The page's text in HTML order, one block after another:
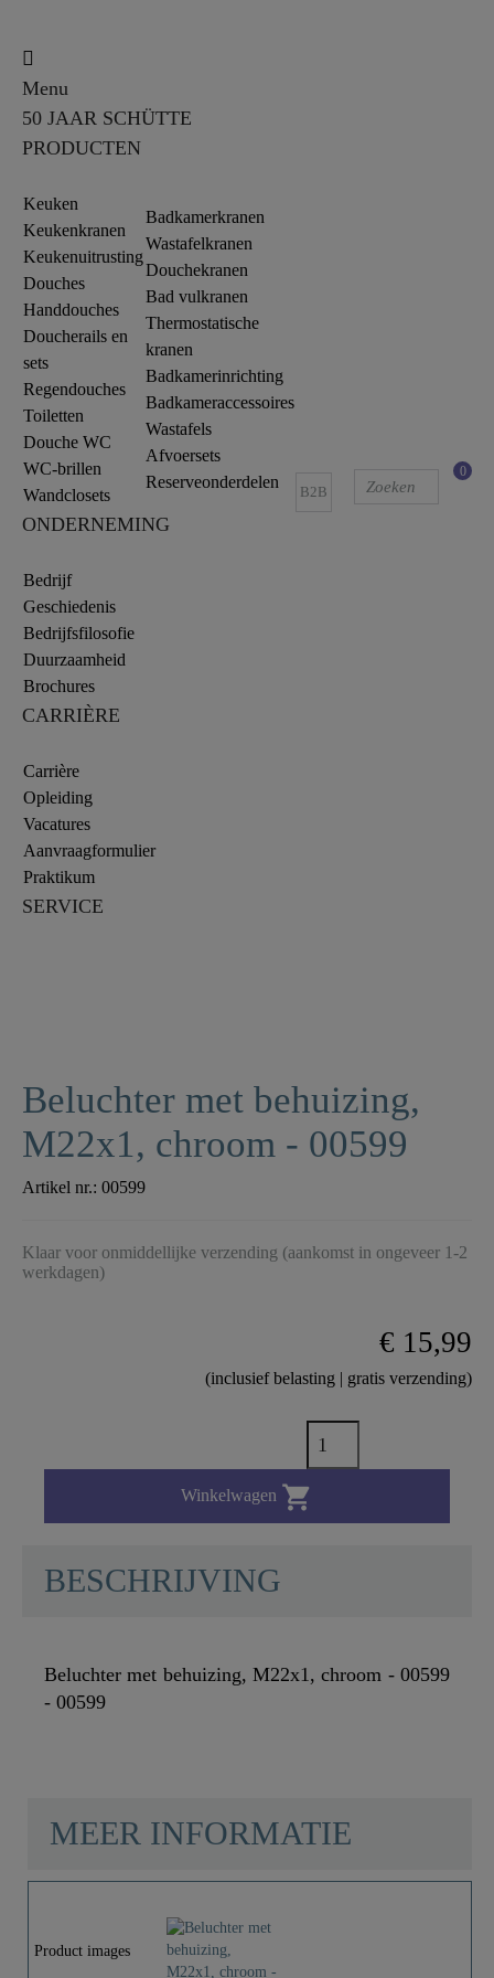
Menu
50 JAAR SCHÜTTE
PRODUCTEN
Keuken
Keukenkranen
Keukenuitrusting
Douches
Handdouches
Doucherails en
sets
Regendouches
Toiletten
Douche WC
WC-brillen
Wandclosets
Badkamerkranen
Wastafelkranen
Douchekranen
Bad vulkranen
Thermostatische
kranen
Badkamerinrichting
Badkameraccessoires
Wastafels
Afvoersets
Reserveonderdelen
ONDERNEMING
Bedrijf
Geschiedenis
Bedrijfsfilosofie
Duurzaamheid
Brochures
CARRIÈRE
Carrière
Opleiding
Vacatures
Aanvraagformulier
Praktikum
SERVICE
B2B
0
Beluchter met behuizing,
M22x1, chroom - 00599
Artikel nr.: 00599
Klaar voor onmiddellijke verzending (aankomst in ongeveer 1-2
werkdagen)
€ 15,99
(inclusief belasting | gratis verzending)
Winkelwagen 
BESCHRIJVING
Beluchter met behuizing, M22x1, chroom - 00599
- 00599
Kleur
MEER INFORMATIE
Product images